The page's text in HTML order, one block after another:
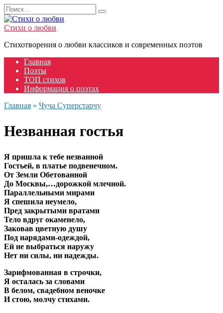
Перейти
к
содержанию
Search
for:
Стихи о любви
Стихотворения о любви классиков и современных поэтов
Главная
Поэты
ТОП стихов
Информация о поэтах
Главная » Чуча Суперстарчу
Незванная гостья
Я пришла к тебе незванной
Гостьей, в платье подвенечном.
От Земли Обетованной
До Москвы,…дорожкой млечной.
Параллельными мирами
Я спешила неумело,
Пред закрытыми вратами
Тело вдруг окаменело,
Заковав цветную душу
Под нарядами-одеждой,
Ей не выбраться наружу
Нет ни силы, ни надежды.
Зарифмованная в строчки,
Я осталась за словами
В белом, свадебном веночке
И стою, молчу стихами.